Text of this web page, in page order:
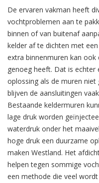
De ervaren vakman heeft
vochtproblemen aan te
binnen of van buitenaf
kelder af te dichten met
extra binnenmuren kan
genoeg heeft. Dat is echter
oplossing als de muren
blijven de aansluitingen
Bestaande keldermuren
lage druk worden
waterdruk onder het
hoge druk een duurzame
maken Westland. Het
helpen tegen sommige
een methode die veel